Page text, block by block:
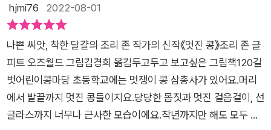
처음에 이 콩들이 나쁜 콩들인 줄 알았어요...ㅎㅋㅋㅋ4단계. 내
된 것! <멋진 콩>의 내지를 살펴볼까요? <멋진 콩>은 위로 긴
판형을 가지고 있어요. 이렇게 긴 판형은 성장을 표현하는 그림책
에서 주로 쓰여요. 주인공 콩이 '멋진 콩'의 정의를 다시 세워가는
과정과 멋진 콩으로 성장하는 과정에 주목해보세요.5단계: 면지
살펴보기이제 책이 끝났어요. 표지를 덮기 전, 면지를 꼭 봐주세
는 친구들을 볼 수 있어요.우리아기가 의기소침해 있는 친구를 본
는 생각이 들었어요.그 반대로 우리 아이의 친구들 역시 먼저 손
을 내밀어주는따뜻한 친구들이 주위에 있다면 더욱 더 좋겠죠?
그리고 소심한 콩에게 놀라운 일이 일어나는데요.과연 소심한 콩
은 멋진 콩으로 변할 수 있을까요?아마 소심한 콩도 진정한 멋
이 무엇인지 알게 될거예요.유치원이나 학교생활을 시작하는 아
hjmi76 2022-08-01
나쁜 씨앗, 착한 달걀의 조리 존 작가의 신작《멋진 콩》조리 존 글
피트 오즈월드 그림김경희 옮김두고두고 보고싶은 그림책120길
벗어린이콩마당 초등학교에는 멋쟁이 콩 삼총사가 있어요.머리
에서 발끝까지 멋진 콩들이지요.당당한 몸짓과 멋진 걸음걸이, 선
글라스까지 너무나 근사한 모습이에요.작년까지만 해도 모두 같